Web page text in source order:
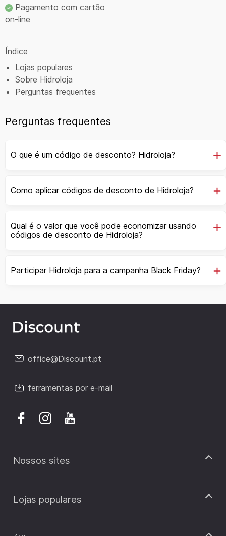
Pagamento com cartão
on-line
Índice
Lojas populares
Sobre Hidroloja
Perguntas frequentes
Perguntas frequentes
O que é um código de desconto? Hidroloja?
Como aplicar códigos de desconto de Hidroloja?
Qual é o valor que você pode economizar usando
códigos de desconto de Hidroloja?
Participar Hidroloja para a campanha Black Friday?
office@Discount.pt
ferramentas por e-mail
Nossos sites
discount.pt
discount.sk
Lojas populares
Cupão de desconto Zooplus